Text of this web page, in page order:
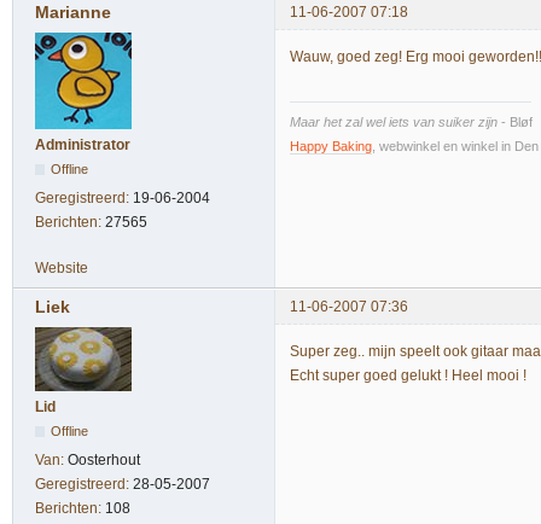
Marianne 11-06-2007 07:18
Administrator
Offline
Geregistreerd: 19-06-2004
Berichten: 27565
Wauw, goed zeg! Erg mooi geworden!!
Maar het zal wel iets van suiker zijn - Bløf
Happy Baking , webwinkel en winkel in
Website
Liek 11-06-2007 07:36
Lid
Offline
Van: Oosterhout
Geregistreerd: 28-05-2007
Berichten: 108
Super zeg.. mijn speelt ook gitaar
Echt super goed gelukt ! Heel mooi !